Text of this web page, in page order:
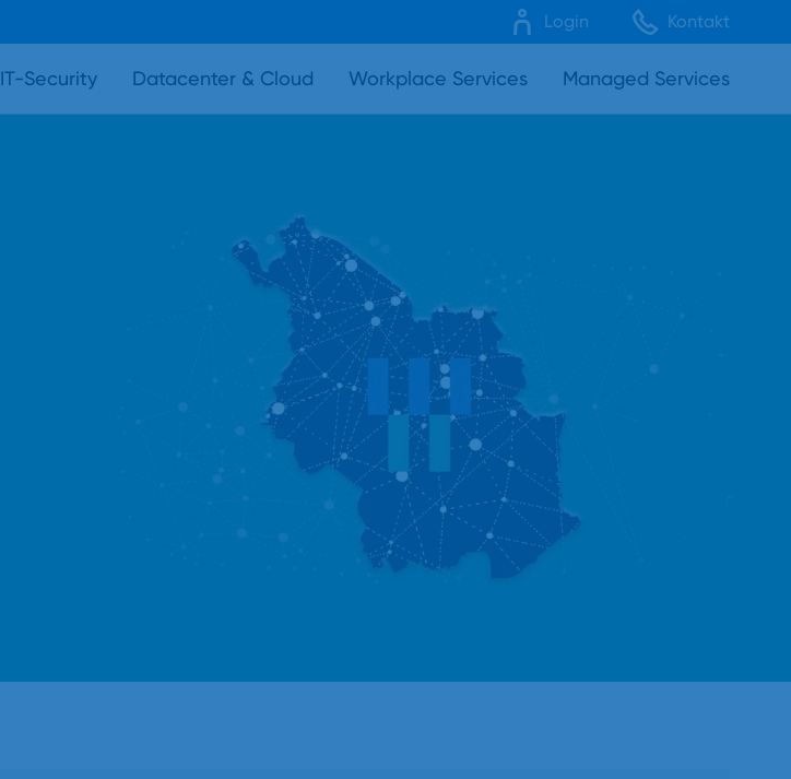
Login Kontakt
IT-Security Datacenter & Cloud Workplace Services Managed Services